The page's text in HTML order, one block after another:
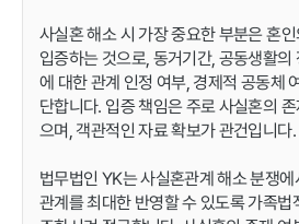
사실혼 해소 시 가장 중요한 부분은 혼
입증하는 것으로, 동거기간, 공동생활
에 대한 관계 인정 여부, 경제적 공동체
단합니다. 입증 책임은 주로 사실혼의
으며, 객관적인 자료 확보가 관건입니다.
법무법인 YK는 사실혼관계 해소 분쟁
관계를 최대한 반영할 수 있도록 가족